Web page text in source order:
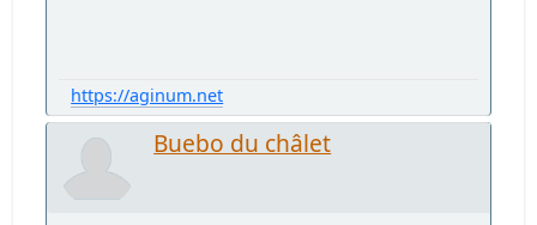
https://aginum.net
Buebo du châlet